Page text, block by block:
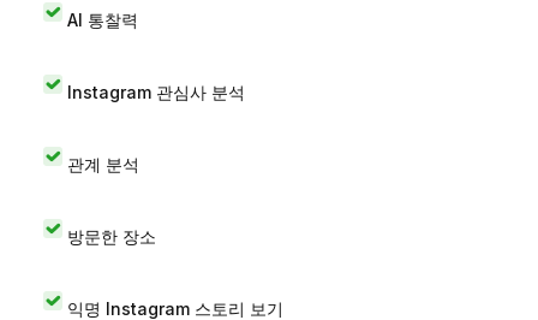
AI 통찰력
Instagram 관심사 분석
관계 분석
방문한 장소
익명 Instagram 스토리 보기